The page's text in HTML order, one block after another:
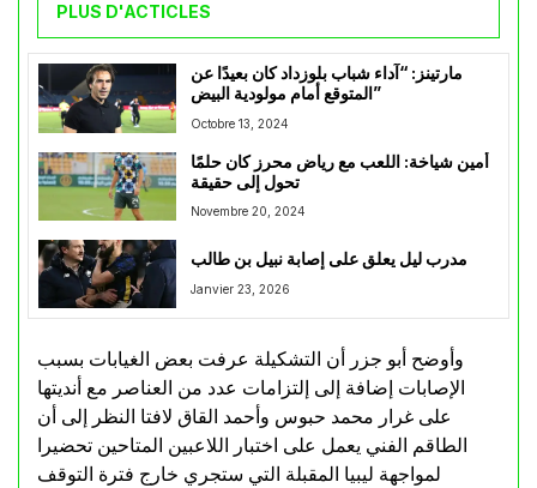
PLUS D'ACTICLES
مارتينز: “آداء شباب بلوزداد كان بعيدًا عن
المتوقع أمام مولودية البيض”
Octobre 13, 2024
أمين شياخة: اللعب مع رياض محرز كان حلمًا
تحول إلى حقيقة
Novembre 20, 2024
مدرب ليل يعلق على إصابة نبيل بن طالب
Janvier 23, 2026
وأوضح أبو جزر أن التشكيلة عرفت بعض الغيابات بسبب
الإصابات إضافة إلى إلتزامات عدد من العناصر مع أنديتها
على غرار محمد حبوس وأحمد القاق لافتا النظر إلى أن
الطاقم الفني يعمل على اختبار اللاعبين المتاحين تحضيرا
لمواجهة ليبيا المقبلة التي ستجري خارج فترة التوقف